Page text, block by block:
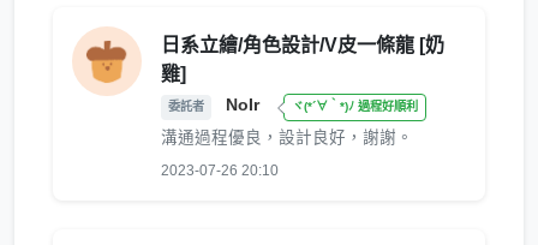
日系立繪/角色設計/V皮一條龍 [奶
雞]
委託者 NoIr ヾ(*´∀｀*)ﾉ 過程好順利
溝通過程優良，設計良好，謝謝。
2023-07-26 20:10